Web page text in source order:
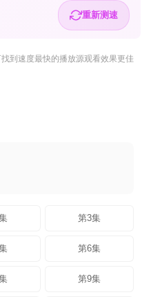
重新测速
找到速度最快的播放源观看效果更佳
第3集
第6集
第9集